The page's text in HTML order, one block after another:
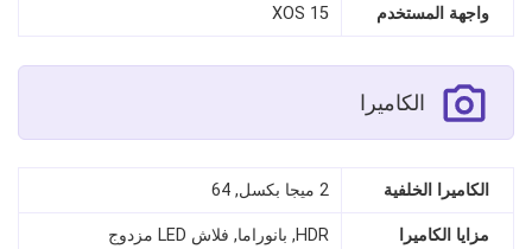
واجهة المستخدم XOS 15
الكاميرا
الكاميرا الخلفية 2 ميجا بكسل, 64
مزايا الكاميرا
HDR, بانوراما, فلاش LED مزدوج